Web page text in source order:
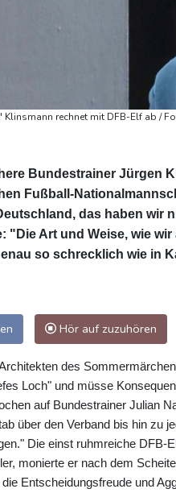
Klinsmann rechnet mit DFB-Elf ab /
Bundestrainer Jürgen
Fußball-
das haben wir
"Die Art und Weise, wie
so schrecklich wie in
Hör auf zuzuhören
des
Loch" und müsse
auf Bundestrainer Julian
über den Verband bis hin zu
Die einst ruhmreiche DFB-
monierte er nach dem
die Entscheidungsfreude und